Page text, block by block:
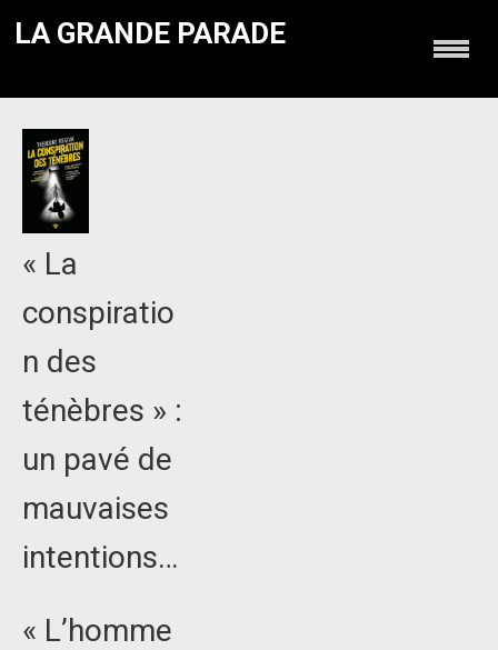
LA GRANDE PARADE
« La
conspiratio
n des
ténèbres » :
un pavé de
mauvaises
intentions…
« L’homme